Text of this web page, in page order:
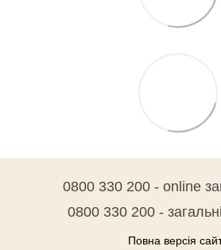
0800 330 200 - online
0800 330 200 -
Повна версія